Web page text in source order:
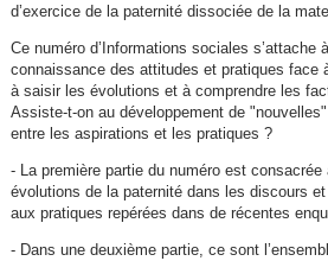
d’exercice de la paternité dissociée de la
Ce numéro d’Informations sociales s’attache
connaissance des attitudes et pratiques face
à saisir les évolutions et à comprendre les
Assiste-t-on au développement de
entre les aspirations et les pratiques ?
- La première partie du numéro est
évolutions de la paternité dans les discours
aux pratiques repérées dans de récentes
- Dans une deuxième partie, ce sont